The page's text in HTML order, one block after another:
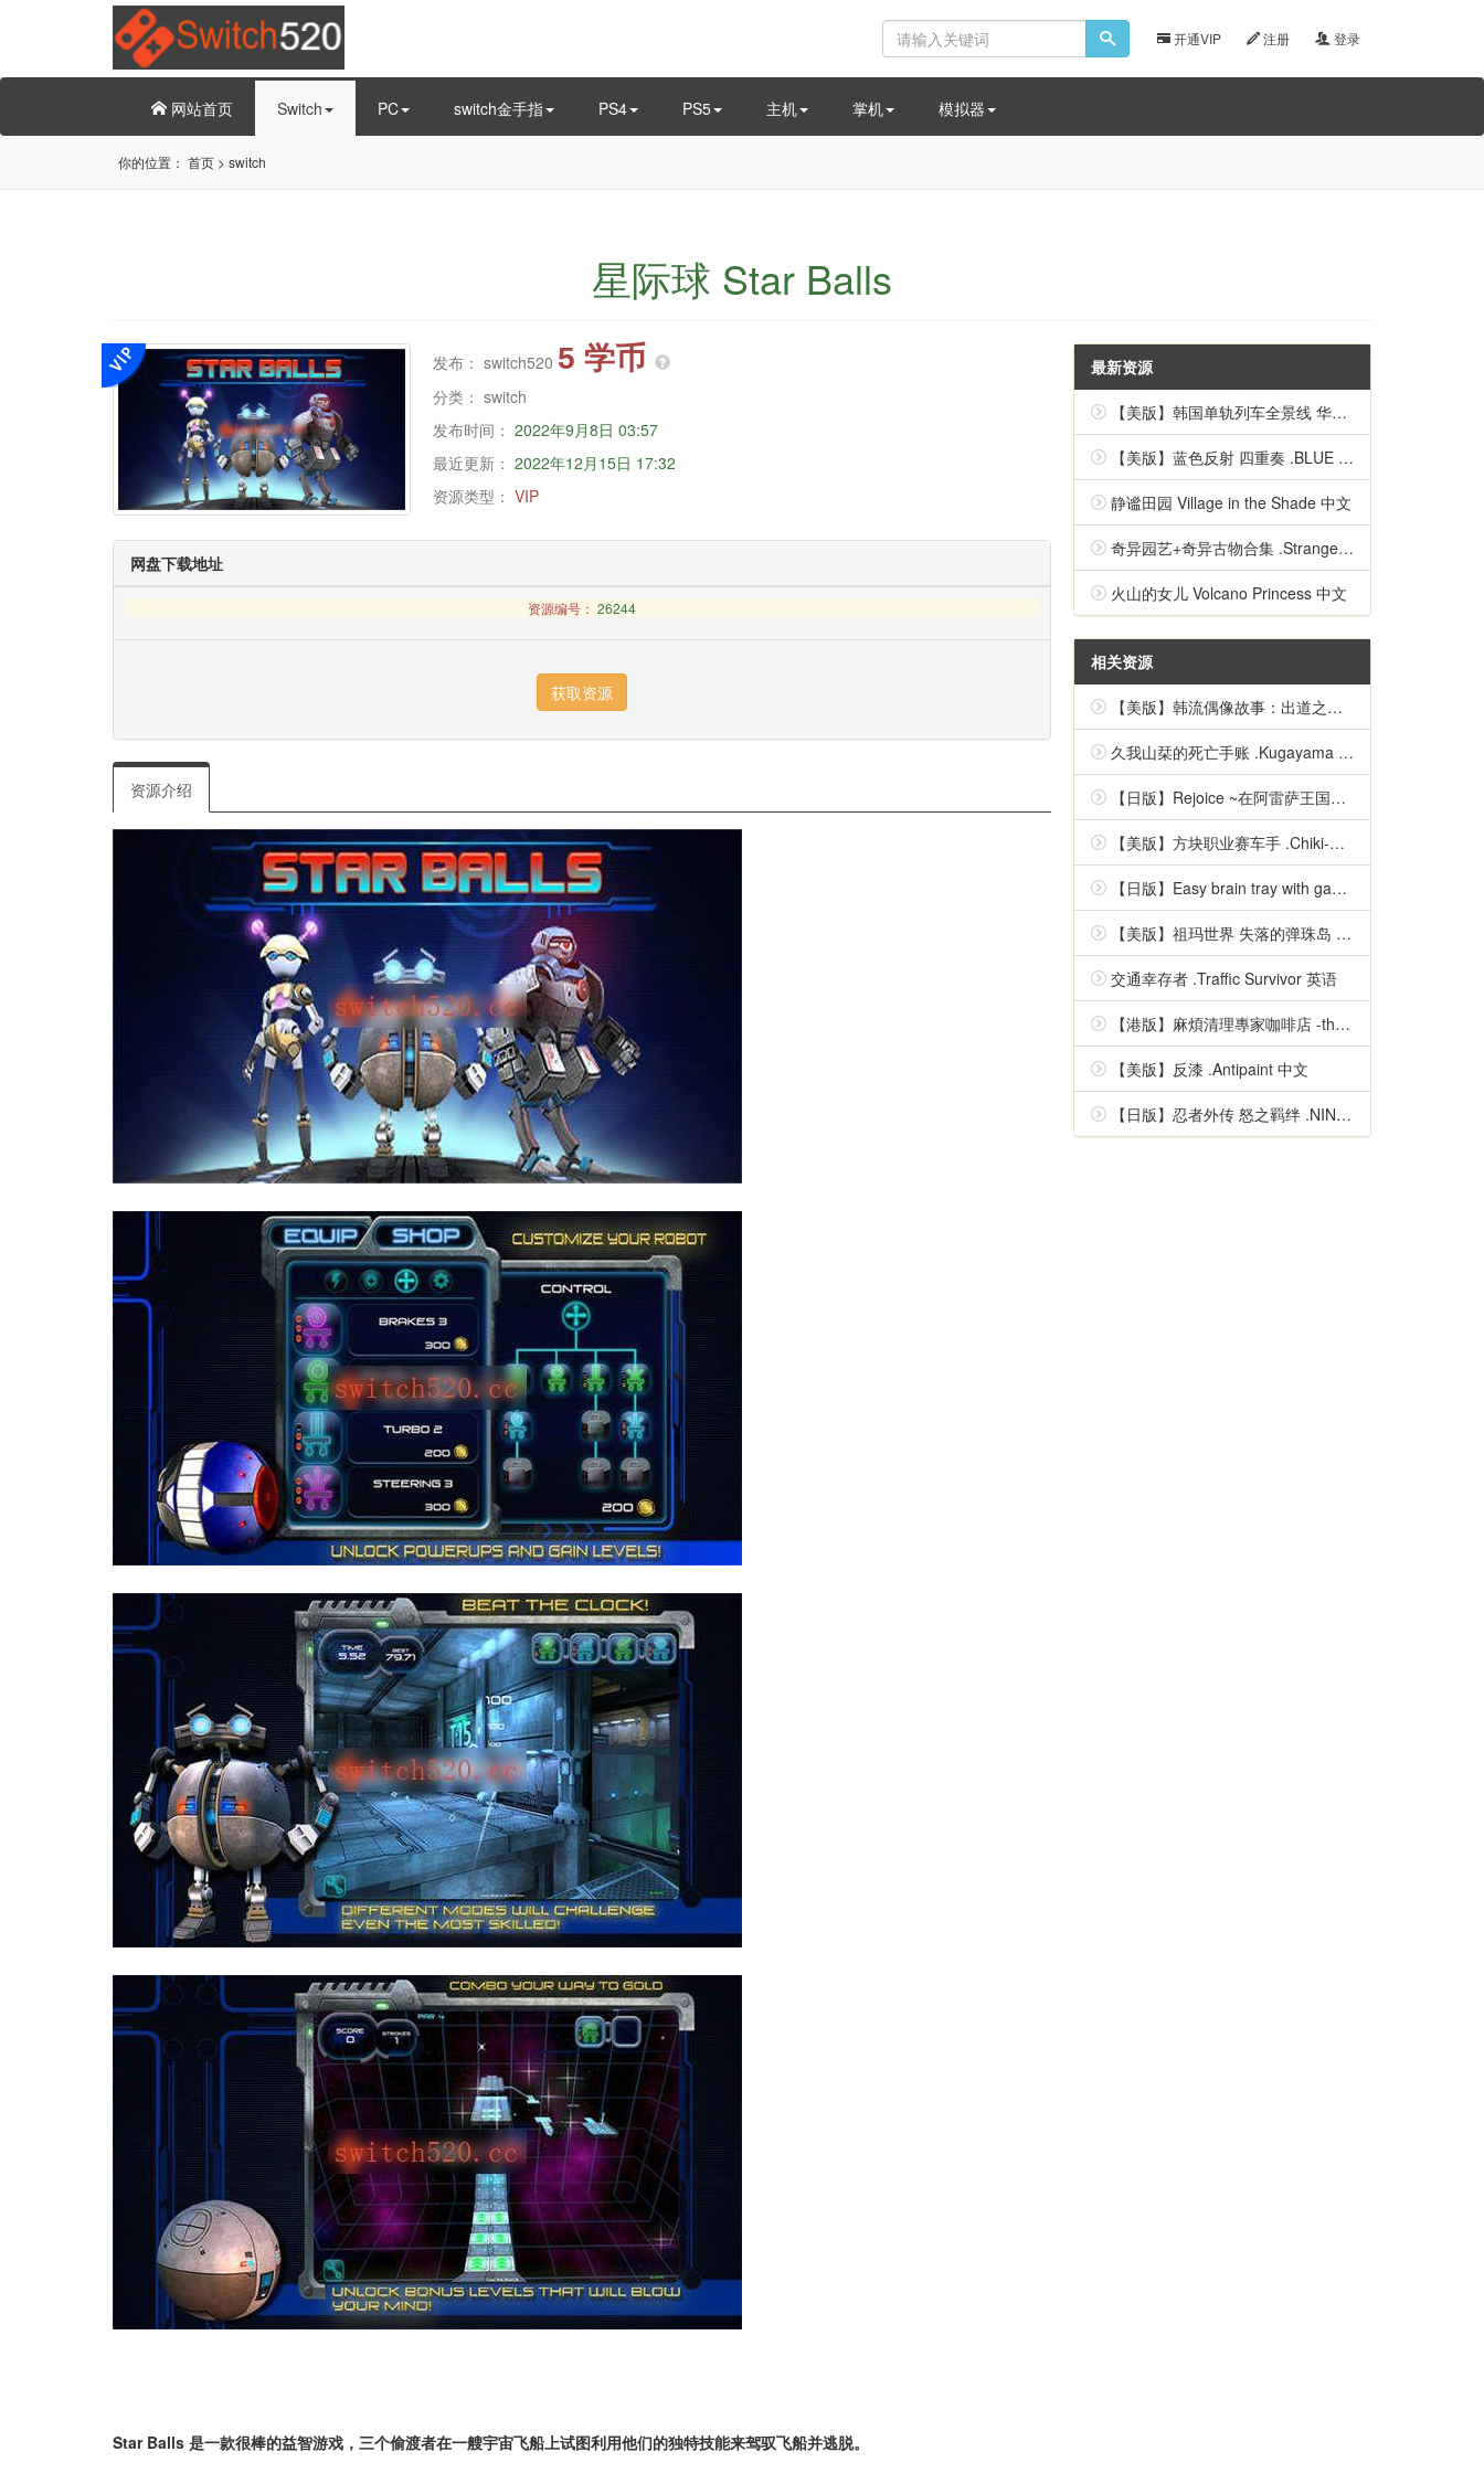
开通VIP 注册 登录
网站首页 Switch PC switch金手指 PS4 PS5 主机 掌机 模拟器
你的位置： 首页 > switch
星际球 Star Balls
发布： switch520 5 学币
分类： switch
发布时间： 2022年9月8日 03:57
最近更新： 2022年12月15日 17:32
资源类型： VIP
网盘下载地址
资源编号： 26244
资源介绍
Star Balls 是一款很棒的益智游戏，三个偷渡者在一艘宇宙飞船上试图利用他们的独特技能来驾驭飞船并逃脱。
最新资源
【美版】韩国单轨列车全景线 华盖山 .Korean Monorail Panorama Line Hwagaesan 中文
【美版】蓝色反射 四重奏 .BLUE REFLECTION Quartet 英语
静谧田园 Village in the Shade 中文
奇异园艺+奇异古物合集 .Strange Horticulture 中文
火山的女儿 Volcano Princess 中文
相关资源
【美版】韩流偶像故事：出道之路 .K-Pop Idol Stories: Road to Debut 英语
久我山栞的死亡手账 .Kugayama Shiori's Death Diary 中文
【日版】Rejoice ~在阿雷萨王国的彼方~ 日语
【美版】方块职业赛车手 .Chiki-Chiki Boxy Racers 中文
【日版】Easy brain tray with games Simple inspirational quizzes 日语
【美版】祖玛世界 失落的弹珠岛 .Zumba World - The Lost Marble Island 中文
交通幸存者 .Traffic Survivor 英语
【港版】麻煩清理專家咖啡店 -the mystic lover- 中文
【美版】反漆 .Antipaint 中文
【日版】忍者外传 怒之羁绊 .NINJA GAIDEN Ragebound 中文